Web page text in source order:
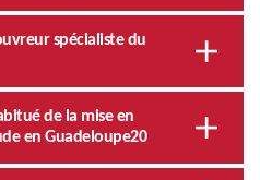
spécialiste du
de la mise en
en Guadeloupe20